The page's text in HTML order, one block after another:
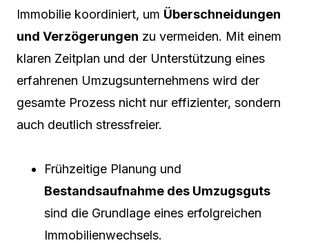
Immobilie koordiniert, um Überschneidungen
und Verzögerungen zu vermeiden. Mit einem
klaren Zeitplan und der Unterstützung eines
erfahrenen Umzugsunternehmens wird der
gesamte Prozess nicht nur effizienter, sondern
auch deutlich stressfreier.
Frühzeitige Planung und
Bestandsaufnahme des Umzugsguts
sind die Grundlage eines erfolgreichen
Immobilienwechsels.